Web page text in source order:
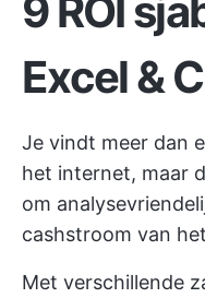
9 ROI
Excel &
Je vindt meer dan
het internet, maar
om
cashstroom van
Met verschillende